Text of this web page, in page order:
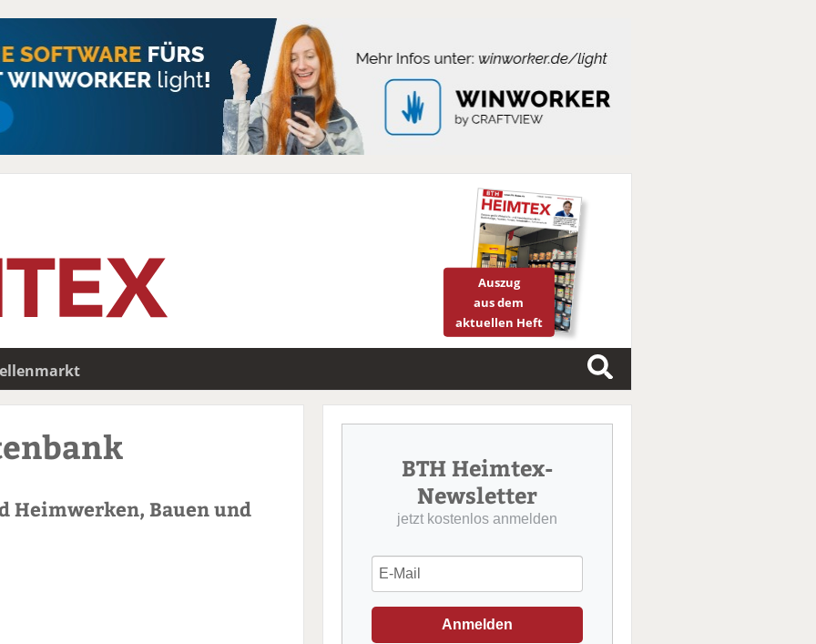
Auszug
aus dem
aktuellen Heft
S
u
c
Heimwerken, Bauen und
BTH Heimtex-
Newsletter
jetzt kostenlos anmelden
Anmelden